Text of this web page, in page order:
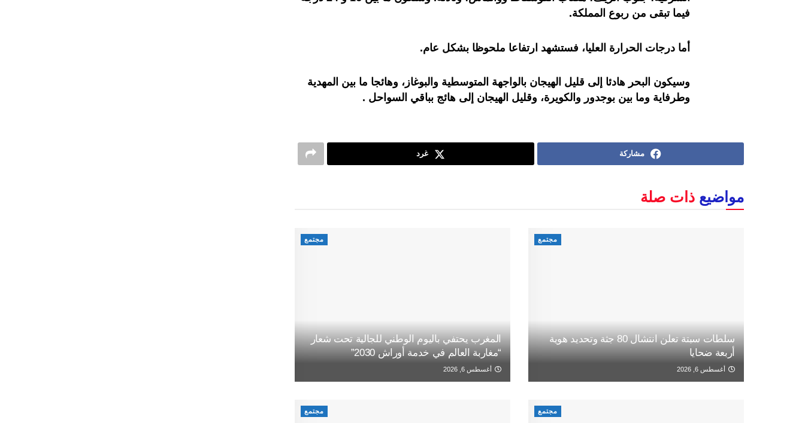
فيما تبقى من ربوع المملكة.
أما درجات الحرارة العليا، فستشهد ارتفاعا ملحوظا بشكل عام.
وسيكون البحر هادئا إلى قليل الهيجان بالواجهة المتوسطية والبوغاز، وهائجا ما بين المهدية
وطرفاية وما بين بوجدور والكويرة، وقليل الهيجان إلى هائج بباقي السواحل .
مشاركة غرد
مواضيع ذات صلة
مجتمع
سلطات سبتة تعلن انتشال 80 جثة وتحديد هوية
أربعة ضحايا
أغسطس 6, 2026
مجتمع
المغرب يحتفي باليوم الوطني للجالية تحت شعار
“مغاربة العالم في خدمة أوراش 2030”
أغسطس 6, 2026
مجتمع مجتمع